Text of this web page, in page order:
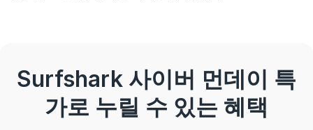
Surfshark 사이버 먼데이 특
가로 누릴 수 있는 혜택